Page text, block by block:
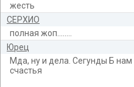
жесть
СЕРХИО
полная жоп........
Юрец
Мда, ну и дела. Сегунды Б
счастья